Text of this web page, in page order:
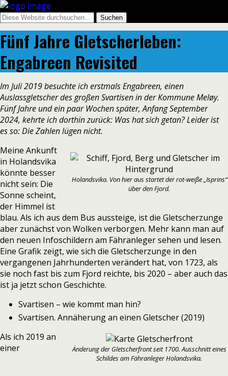
Fünf Jahre Gletscherleben:
Engabreen Revisited
Im Juli 2019 besuchte ich erstmals Engabreen, einen
Auslassgletscher des großen Svartisen in der Kommune Meløy.
Fünf Jahre und ein paar Wochen später, Anfang September
2024, kehrte ich dorthin zurück: Was hat sich getan? Leider ist
es so: Die Zahlen lügen nicht.
Holandsvika. Von hier aus startet der rot-weiße „Isprins“
über den Fjord.
Meine Ankunft
in Holandsvika
könnte besser
nicht sein: Die
Sonne scheint,
der Himmel ist
blau. Als ich aus dem Bus aussteige, ist die Gletscherzunge
aber zunächst von Wolken verborgen. Mehr kann man auf
den neuen Infoschildern am Fähranleger sehen und lesen.
Eine Grafik zeigt, wie sich die Gletscherzunge in den
vergangenen Jahrhunderten verändert hat, von 1723, als
sie noch fast bis zum Fjord reichte, bis 2020 – aber auch das
ist ja jetzt schon Geschichte.
Svartisen – wie kommt man hin?
Svartisen. Annäherung an einen Gletscher (2019)
Änderung der Gletscherfront seit 1700. Ausschnitt eines
Schildes am Fähranleger Holandsvika.
Als ich 2019 an
einer